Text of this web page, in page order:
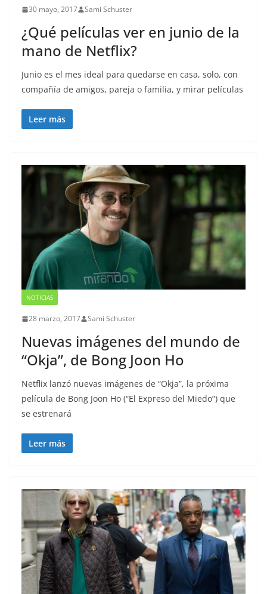
30 mayo, 2017 Sami Schuster
¿Qué películas ver en junio de la
mano de Netflix?
Junio es el mes ideal para quedarse en casa, solo, con
compañía de amigos, pareja o familia, y mirar películas
Leer más
NOTICIAS
28 marzo, 2017 Sami Schuster
Nuevas imágenes del mundo de
“Okja”, de Bong Joon Ho
Netflix lanzó nuevas imágenes de “Okja”, la próxima
película de Bong Joon Ho (“El Expreso del Miedo”) que
se estrenará
Leer más